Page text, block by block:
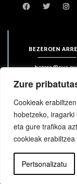
Zure
Cookieak
hobetzeko,
eta gure trafikoa
cookieak
Pertsonalizatu
BEZEROEN